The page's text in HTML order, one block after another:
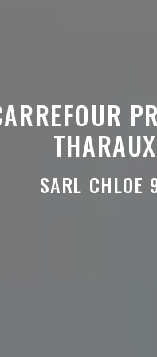
THARAUX
SARL CHLOE